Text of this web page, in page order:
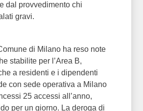
dal provvedimento chi
gravi.
di Milano ha reso note
stabilite per l’Area B,
a residenti e i dipendenti
con sede operativa a Milano
25 accessi all’anno,
per un giorno. La deroga di